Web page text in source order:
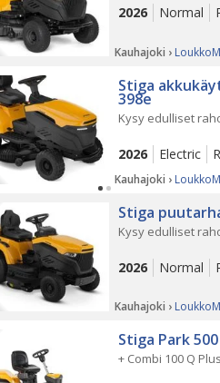
2026 Normal
Kauhajoki ›
Stiga
398e
Kysy edulliset
2026 Electric
Kauhajoki ›
Stiga
Kysy edulliset
2026 Normal
Kauhajoki ›
Stiga Park
+ Combi 100 Q